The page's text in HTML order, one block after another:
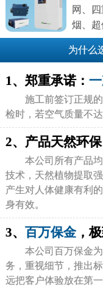
网、
烟、超
为什么
1、郑重承诺：
施工前签订正规
检时，若空气质量不
2、产品天然环保
本公司所有产品
技术，天然植物提取
产生对人体健康有利
身有效。
3、 百万保金，
本公司百万保金
务，重视细节，推出
远把客户体验放在第